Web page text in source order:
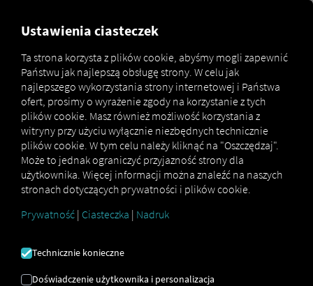
Glossar Was ist eine Fahrerkarte
KARTA KIEROWCY
Czym jest karta kierowcy? Definicja,
zastosowanie i podstawa prawna.
Karta kierowcy toosobisty dokument tożsamości
dotyczącychtożsamości kierowcy oraz danych
dotyczących jego aktywności w czasie jazdy
dostępne dla organów ścigania podczas kontroli.
Ustawienia ciasteczek
Ta strona korzysta z plików cookie, abyśmy mogli zapewnić
Państwu jak najlepszą obsługę strony. W celu jak
najlepszego wykorzystania strony internetowej i Państwa
ofert, prosimy o wyrażenie zgody na korzystanie z tych
plików cookie. Masz również możliwość korzystania z
witryny przy użyciu wyłącznie niezbędnych technicznie
plików cookie. W tym celu należy kliknąć na "Oszczędzaj".
Może to jednak ograniczyć przyjazność strony dla
użytkownika. Więcej informacji można znaleźć na naszych
stronach dotyczących prywatności i plików cookie.
Prywatność | Ciasteczka | Nadruk
Technicznie konieczne
Doświadczenie użytkownika i personalizacja